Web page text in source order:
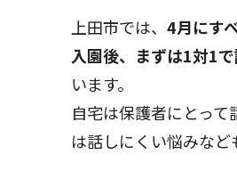
上田市では、 4月にす
入園後、まずは1対1
います。
自宅は保護者にとっ
は話しにくい悩みなど